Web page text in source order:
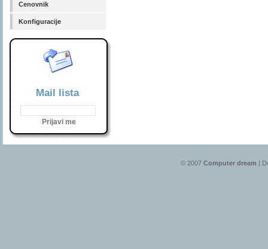
Cenovnik
Konfiguracije
Mail lista
© 2007 Computer dream |